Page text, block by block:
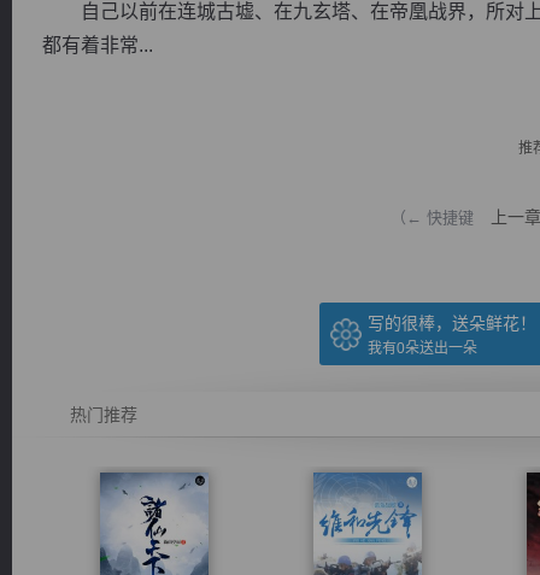
自己以前在连城古墟、在九玄塔、在帝凰战界，所对
都有着非常...
推
（← 快捷键 上一章
写的很棒，送朵鲜花！
我有0朵送出一朵
热门推荐